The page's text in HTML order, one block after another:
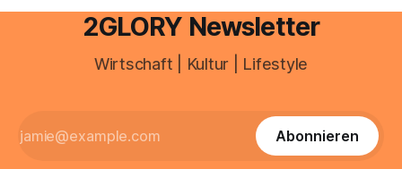
2GLORY Newsletter
Wirtschaft | Kultur | Lifestyle
Abonnieren